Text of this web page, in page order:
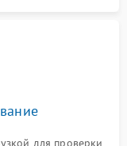
для проверки